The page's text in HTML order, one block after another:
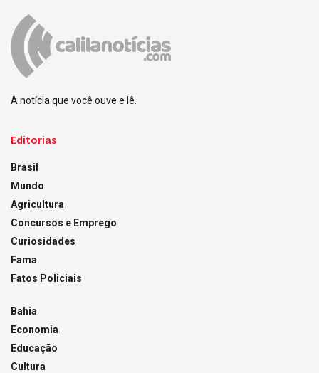
A notícia que você ouve e lê.
Editorias
Brasil
Mundo
Agricultura
Concursos e Emprego
Curiosidades
Fama
Fatos Policiais
Bahia
Economia
Educação
Cultura